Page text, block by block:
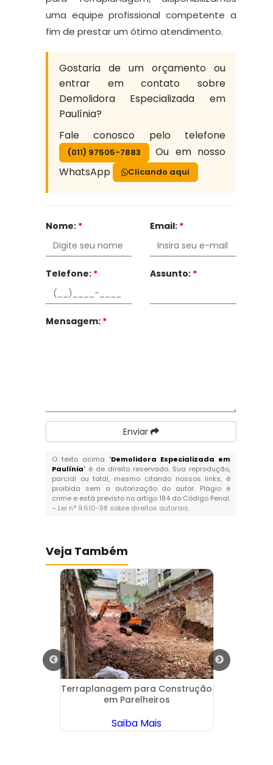
uma equipe profissional competente a
fim de prestar um ótimo atendimento.
Gostaria de um orçamento ou
entrar em contato sobre
Demolidora Especializada em
Paulínia?
Fale conosco pelo telefone
(011) 97505-7883
Ou em nosso
WhatsApp
Clicando aqui
Nome: * Email: *
Telefone: * Assunto: *
Mensagem: *
Enviar
O texto acima "Demolidora Especializada em
Paulínia" é de direito reservado. Sua reprodução,
parcial ou total, mesmo citando nossos links, é
proibida sem a autorização do autor. Plágio é
crime e está previsto no artigo 184 do Código Penal.
– Lei n° 9.610-98 sobre direitos autorais.
Veja Também
Terraplanagem para Construção
em Parelheiros
Saiba Mais